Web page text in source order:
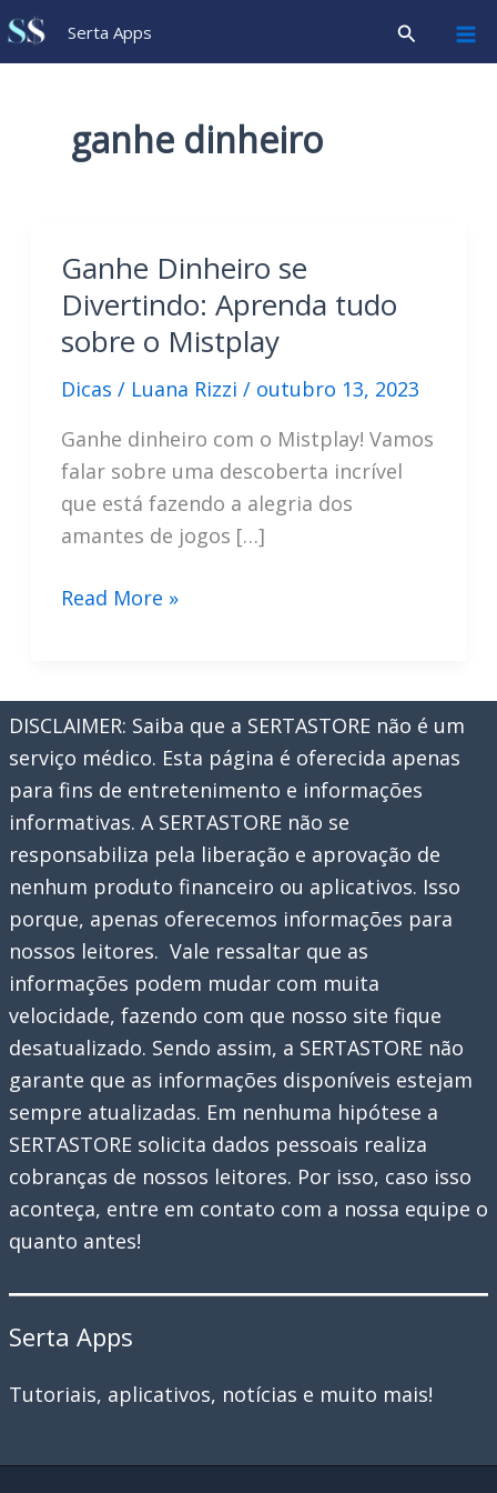
Ir
para
Serta Apps Pesquisar
ganhe dinheiro
Ganhe Dinheiro se
Divertindo: Aprenda tudo
sobre o Mistplay
Dicas / Luana Rizzi / outubro 13, 2023
Ganhe dinheiro com o Mistplay! Vamos
falar sobre uma descoberta incrível
que está fazendo a alegria dos
amantes de jogos […]
Ganhe
Aprenda
tudo
sobre
o
Mistplay
Read More »
DISCLAIMER: Saiba que a SERTASTORE não é um
serviço médico. Esta página é oferecida apenas
para fins de entretenimento e informações
informativas. A SERTASTORE não se
responsabiliza pela liberação e aprovação de
nenhum produto financeiro ou aplicativos. Isso
porque, apenas oferecemos informações para
nossos leitores. Vale ressaltar que as
informações podem mudar com muita
velocidade, fazendo com que nosso site fique
desatualizado. Sendo assim, a SERTASTORE não
garante que as informações disponíveis estejam
sempre atualizadas. Em nenhuma hipótese a
SERTASTORE solicita dados pessoais realiza
cobranças de nossos leitores. Por isso, caso isso
aconteça, entre em contato com a nossa equipe o
quanto antes!
Serta Apps
Tutoriais, aplicativos, notícias e muito mais!